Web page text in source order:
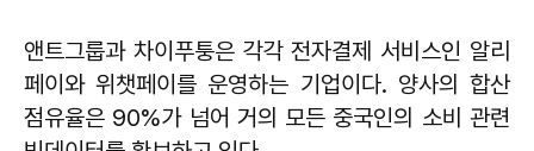
앤트그룹과 차이푸퉁은 각각 전자결제 서비스인 알리
페이와 위챗페이를 운영하는 기업이다. 양사의 합산
점유율은 90%가 넘어 거의 모든 중국인의 소비 관련